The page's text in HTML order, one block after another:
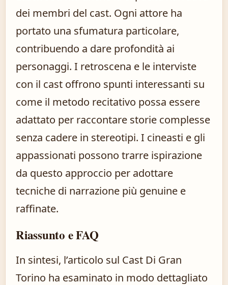
dei membri del cast. Ogni attore ha
portato una sfumatura particolare,
contribuendo a dare profondità ai
personaggi. I retroscena e le interviste
con il cast offrono spunti interessanti su
come il metodo recitativo possa essere
adattato per raccontare storie complesse
senza cadere in stereotipi. I cineasti e gli
appassionati possono trarre ispirazione
da questo approccio per adottare
tecniche di narrazione più genuine e
raffinate.
Riassunto e FAQ
In sintesi, l’articolo sul Cast Di Gran
Torino ha esaminato in modo dettagliato